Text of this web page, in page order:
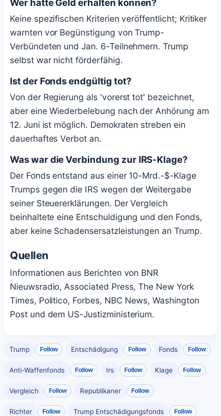
Wer hätte Geld erhalten können?
Keine spezifischen Kriterien veröffentlicht; Kritiker
warnten vor Begünstigung von Trump-
Verbündeten und Jan. 6-Teilnehmern. Trump
selbst war nicht förderfähig.
Ist der Fonds endgültig tot?
Von der Regierung als 'vorerst tot' bezeichnet,
aber eine Wiederbelebung nach der Anhörung am
12. Juni ist möglich. Demokraten streben ein
dauerhaftes Verbot an.
Was war die Verbindung zur IRS-Klage?
Der Fonds entstand aus einer 10-Mrd.-$-Klage
Trumps gegen die IRS wegen der Weitergabe
seiner Steuererklärungen. Der Vergleich
beinhaltete eine Entschuldigung und den Fonds,
aber keine Schadensersatzleistungen an Trump.
Quellen
Informationen aus Berichten von BNR
Nieuwsradio, Associated Press, The New York
Times, Politico, Forbes, NBC News, Washington
Post und dem US-Justizministerium.
Trump Follow Entschädigung Follow Fonds Follow
Anti-Waffenfonds Follow Irs Follow Klage Follow
Vergleich Follow Republikaner Follow
Richter Follow Trump Entschädigungsfonds Follow